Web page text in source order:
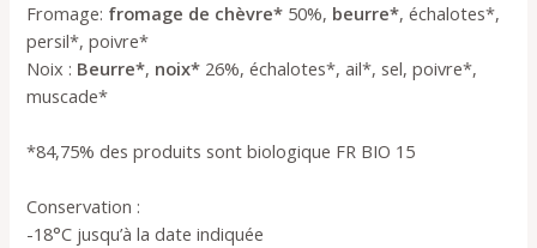
Fromage: fromage de chèvre* 50%, beurre*, échalotes*,
persil*, poivre*
Noix : Beurre*, noix* 26%, échalotes*, ail*, sel, poivre*,
muscade*
*84,75% des produits sont biologique FR BIO 15
Conservation :
-18°C jusqu’à la date indiquée